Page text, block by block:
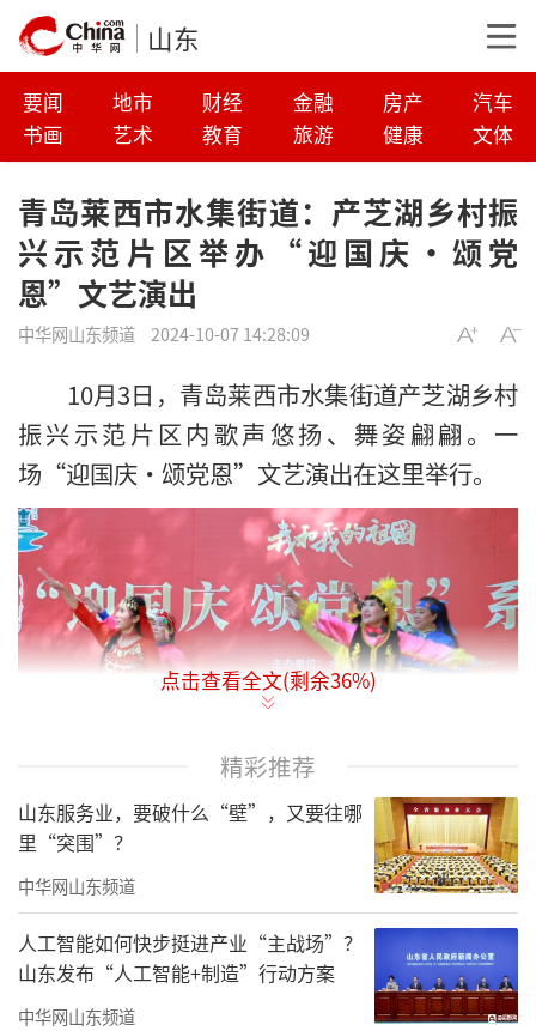
山东
要闻 地市 财经 金融 房产
汽车
书画
艺术 教育 旅游 健康 文体
青岛莱西市水集街道：产芝湖乡村振
兴示范片区举办“迎国庆·颂党
恩”文艺演出
中华网山东频道 2024-10-07 14:28:09
10月3日，青岛莱西市水集街道产芝湖乡村
振兴示范片区内歌声悠扬、舞姿翩翩。一
场“迎国庆·颂党恩”文艺演出在这里举行。
舞台上，演员们以饱满的热情带来精彩的
表演。激昂的旋律、动人的歌声，唱响对祖国
的深情赞歌；绚丽的舞蹈、生动的表演，诉说
着对党的感恩之情。台下观众掌声雷动，沉浸
在欢乐的节日氛围中。
点击查看全文(剩余36%)
精彩推荐
山东服务业，要破什么“壁”，又要往哪
里“突围”？
中华网山东频道
人工智能如何快步挺进产业“主战场”？
山东发布“人工智能+制造”行动方案
中华网山东频道